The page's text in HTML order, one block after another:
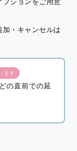
・キャンセルは
ます
の直前での延